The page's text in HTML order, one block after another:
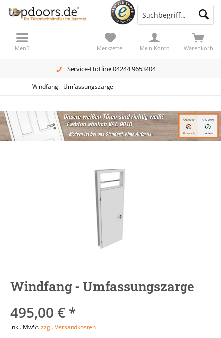
Service-Hotline 04244 9653404
Warenkorb
Merkzettel Mein Konto
Menü
Windfang - Umfassungszarge
Windfang - Umfassungszarge
495,00 € *
inkl. MwSt.zzgl. Versandkosten